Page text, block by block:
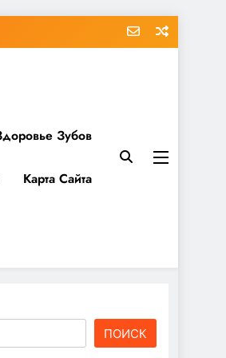
Зубов
Карта Сайта
ПОИСК